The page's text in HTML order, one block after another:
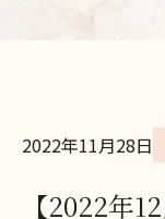
2022年11月28日
【2022年